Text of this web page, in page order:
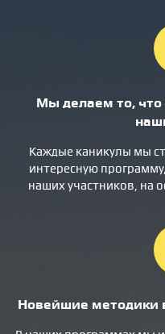
Мы делаем то, что
Каждые каникулы мы
интересную
наших участников, на
Новейшие методики